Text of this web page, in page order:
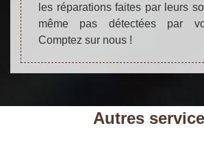
les réparations faites par leurs
même pas détectées par
Comptez sur nous !
Autres